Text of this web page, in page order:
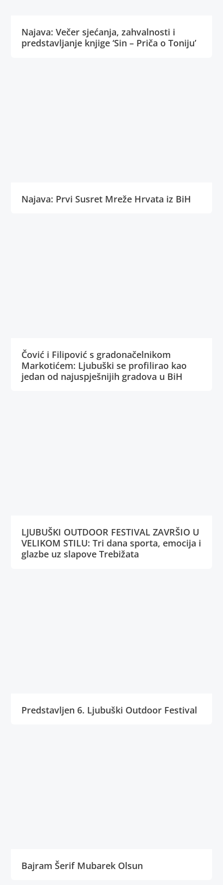
Najava: Večer sjećanja, zahvalnosti i
predstavljanje knjige ‘Sin – Priča o Toniju’
Najava: Prvi Susret Mreže Hrvata iz BiH
Čović i Filipović s gradonačelnikom
Markotićem: Ljubuški se profilirao kao
jedan od najuspješnijih gradova u BiH
LJUBUŠKI OUTDOOR FESTIVAL ZAVRŠIO U
VELIKOM STILU: Tri dana sporta, emocija i
glazbe uz slapove Trebižata
Predstavljen 6. Ljubuški Outdoor Festival
Bajram Šerif Mubarek Olsun